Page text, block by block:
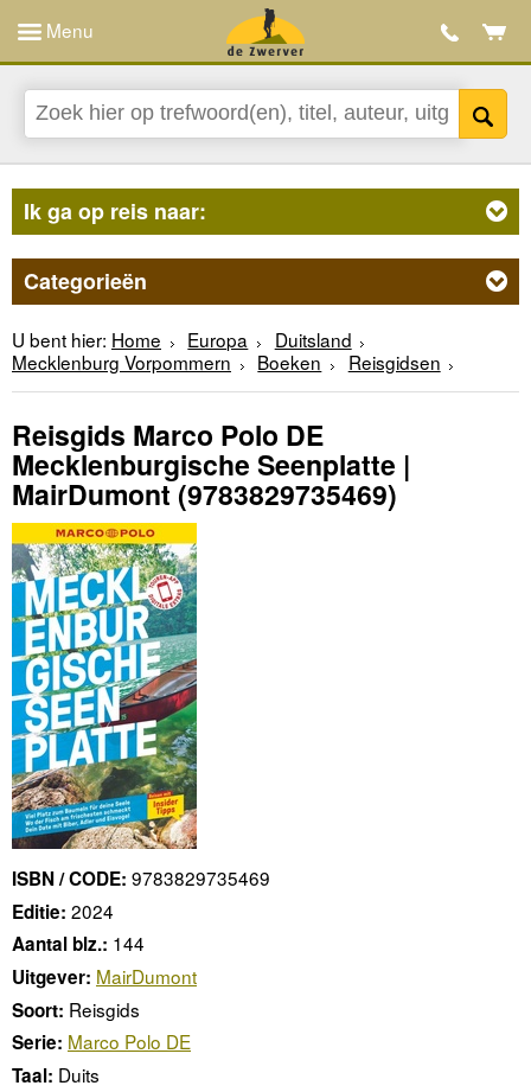
Menu
Ik ga op reis naar:
Categorieën
U bent hier: Home Europa
Duitsland
Mecklenburg Vorpommern
Boeken Reisgidsen
Reisgids Marco Polo DE
Mecklenburgische Seenplatte |
MairDumont(9783829735469)
ISBN / CODE: 9783829735469
Editie: 2024
Aantal blz.: 144
Uitgever: MairDumont
Soort: Reisgids
Serie: Marco Polo DE
Taal: Duits